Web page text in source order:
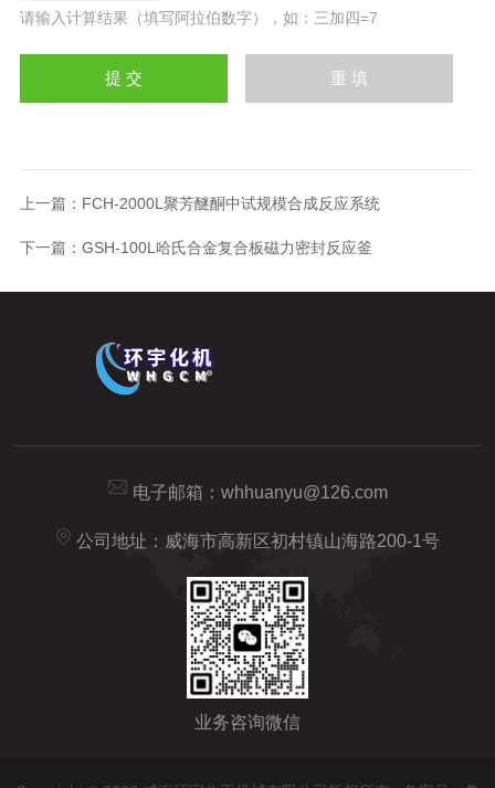
请输入计算结果（填写阿拉伯数字），如：三加四=7
上一篇： FCH-2000L聚芳醚酮中试规模合成反应系统
下一篇： GSH-100L哈氏合金复合板磁力密封反应釜
电子邮箱： whhuanyu@126.com
公司地址：威海市高新区初村镇山海路200-1号
业务咨询微信